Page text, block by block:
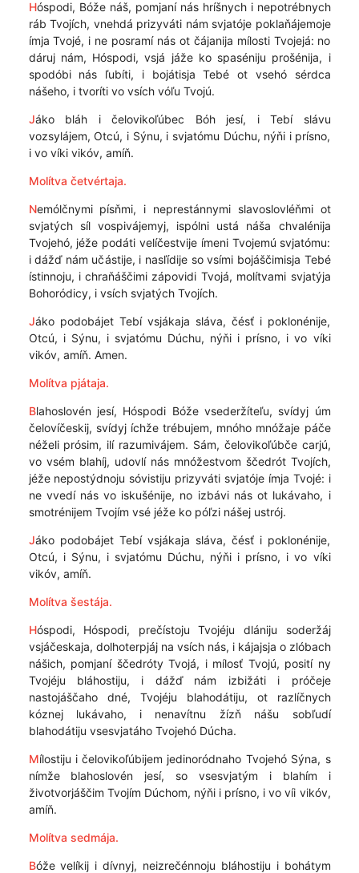
Hóspodi, Bóže náš, pomjaní nás hríšnych i nepotrébnych
ráb Tvojích, vnehdá prizyváti nám svjatóje poklaňájemoje
ímja Tvojé, i ne posramí nás ot čájanija mílosti Tvojejá: no
dáruj nám, Hóspodi, vsjá jáže ko spaséniju prošénija, i
spodóbi nás ľubíti, i bojátisja Tebé ot vsehó sérdca
nášeho, i tvoríti vo vsích vóľu Tvojú.
Jáko bláh i čelovikoľúbec Bóh jesí, i Tebí slávu
vozsylájem, Otcú, i Sýnu, i svjatómu Dúchu, nýňi i prísno,
i vo víki vikóv, amíň.
Molítva četvértaja.
Nemólčnymi písňmi, i neprestánnymi slavoslovléňmi ot
svjatých síl vospivájemyj, ispólni ustá náša chvalénija
Tvojehó, jéže podáti velíčestvije ímeni Tvojemú svjatómu:
i dážď nám učástije, i nasľídije so vsími bojáščimisja Tebé
ístinnoju, i chraňáščimi zápovidi Tvojá, molítvami svjatýja
Bohoródicy, i vsích svjatých Tvojích.
Jáko podobájet Tebí vsjákaja sláva, čésť i poklonénije,
Otcú, i Sýnu, i svjatómu Dúchu, nýňi i prísno, i vo víki
vikóv, amíň. Amen.
Molítva pjátaja.
Blahoslovén jesí, Hóspodi Bóže vsederžíteľu, svídyj úm
čelovíčeskij, svídyj íchže trébujem, mnóho mnóžaje páče
néželi prósim, ilí razumivájem. Sám, čelovikoľúbče carjú,
vo vsém blahíj, udovlí nás mnóžestvom ščedrót Tvojích,
jéže nepostýdnoju sóvistiju prizyváti svjatóje ímja Tvojé: i
ne vvedí nás vo iskušénije, no izbávi nás ot lukávaho, i
smotrénijem Tvojím vsé jéže ko póľzi nášej ustrój.
Jáko podobájet Tebí vsjákaja sláva, čésť i poklonénije,
Otcú, i Sýnu, i svjatómu Dúchu, nýňi i prísno, i vo víki
vikóv, amíň.
Molítva šestája.
Hóspodi, Hóspodi, prečístoju Tvojéju dlániju soderžáj
vsjáčeskaja, dolhoterpjáj na vsích nás, i kájajsja o zlóbach
nášich, pomjaní ščedróty Tvojá, i mílosť Tvojú, posití ny
Tvojéju bláhostiju, i dážď nám izbižáti i próčeje
nastojáščaho dné, Tvojéju blahodátiju, ot razlíčnych
kóznej lukávaho, i nenavítnu žízň nášu sobľudí
blahodátiju vsesvjatáho Tvojehó Dúcha.
Mílostiju i čelovikoľúbijem jedinoródnaho Tvojehó Sýna, s
nímže blahoslovén jesí, so vsesvjatým i blahím i
životvorjáščim Tvojím Dúchom, nýňi i prísno, i vo víi vikóv,
amíň.
Molítva sedmája.
Bóže velíkij i dívnyj, neizrečénnoju bláhostiju i bohátym